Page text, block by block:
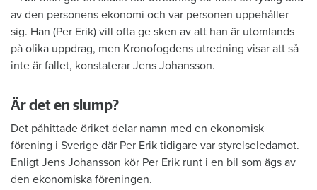
av den personens ekonomi och var personen uppehåller
sig. Han (Per Erik) vill ofta ge sken av att han är utomlands
på olika uppdrag, men Kronofogdens utredning visar att så
inte är fallet, konstaterar Jens Johansson.
Är det en slump?
Det påhittade öriket delar namn med en ekonomisk
förening i Sverige där Per Erik tidigare var styrelseledamot.
Enligt Jens Johansson kör Per Erik runt i en bil som ägs av
den ekonomiska föreningen.